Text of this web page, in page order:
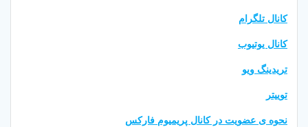
کانال تلگرام
کانال یوتیوب
تریدینگ ویو
توییتر
نحوه ی عضویت در کانال پریمیوم فارکس